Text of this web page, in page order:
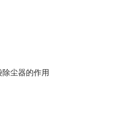
尘器的作用